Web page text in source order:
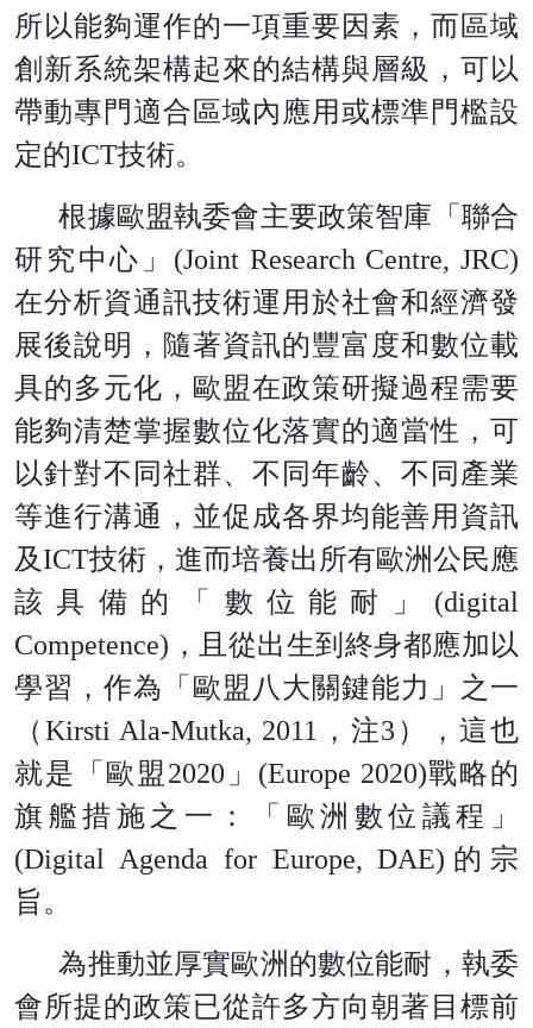
所以能夠運作的一項重要因素，而區域
創新系統架構起來的結構與層級，可以
帶動專門適合區域內應用或標準門檻設
定的ICT技術。
根據歐盟執委會主要政策智庫「聯合
研究中心 」 (Joint Research Centre, JRC)
在分析資通訊技術運用於社會和經濟發
展後說明，隨著資訊的豐富度和數位載
具的多元化，歐盟在政策研擬過程需要
能夠清楚掌握數位化落實的適當性，可
以針對不同社群、不同年齡、不同產業
等進行溝通，並促成各界均能善用資訊
及ICT技術，進而培養出所有歐洲公民應
該具備的「數位能耐
」 (digital
Competence) ，且從出生到終身都應加以
學習，作為「歐盟八大關鍵能力」之一
（Kirsti Ala-Mutka, 2011 ， 注3 ），這也
就是「歐盟2020 」 (Europe 2020)戰略的
旗艦措施之一：「歐洲數位議程 」
(Digital Agenda for Europe, DAE) 的宗
旨。
為推動並厚實歐洲的數位能耐，執委
會所提的政策已從許多方向朝著目標前